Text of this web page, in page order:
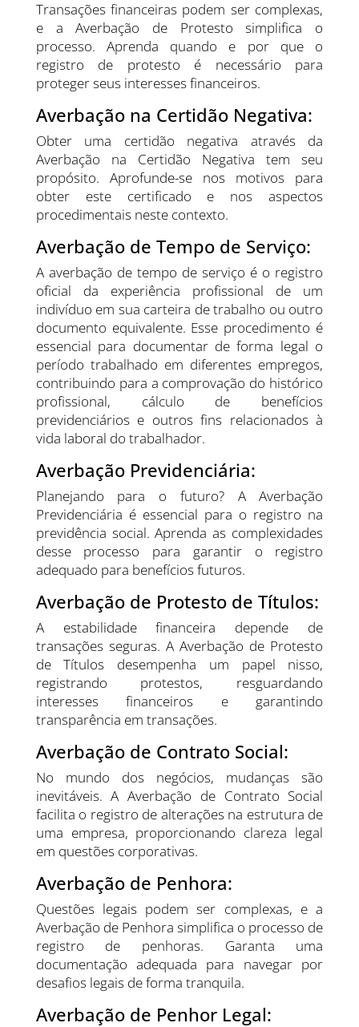
Transações financeiras podem ser complexas,
e a Averbação de Protesto simplifica o
processo. Aprenda quando e por que o
registro de protesto é necessário para
proteger seus interesses financeiros.
Averbação na Certidão Negativa:
Obter uma certidão negativa através da
Averbação na Certidão Negativa tem seu
propósito. Aprofunde-se nos motivos para
obter este certificado e nos aspectos
procedimentais neste contexto.
Averbação de Tempo de Serviço:
A averbação de tempo de serviço é o registro
oficial da experiência profissional de um
indivíduo em sua carteira de trabalho ou outro
documento equivalente. Esse procedimento é
essencial para documentar de forma legal o
período trabalhado em diferentes empregos,
contribuindo para a comprovação do histórico
profissional, cálculo de benefícios
previdenciários e outros fins relacionados à
vida laboral do trabalhador.
Averbação Previdenciária:
Planejando para o futuro? A Averbação
Previdenciária é essencial para o registro na
previdência social. Aprenda as complexidades
desse processo para garantir o registro
adequado para benefícios futuros.
Averbação de Protesto de Títulos:
A estabilidade financeira depende de
transações seguras. A Averbação de Protesto
de Títulos desempenha um papel nisso,
registrando protestos, resguardando
interesses financeiros e garantindo
transparência em transações.
Averbação de Contrato Social:
No mundo dos negócios, mudanças são
inevitáveis. A Averbação de Contrato Social
facilita o registro de alterações na estrutura de
uma empresa, proporcionando clareza legal
em questões corporativas.
Averbação de Penhora:
Questões legais podem ser complexas, e a
Averbação de Penhora simplifica o processo de
registro de penhoras. Garanta uma
documentação adequada para navegar por
desafios legais de forma tranquila.
Averbação de Penhor Legal: